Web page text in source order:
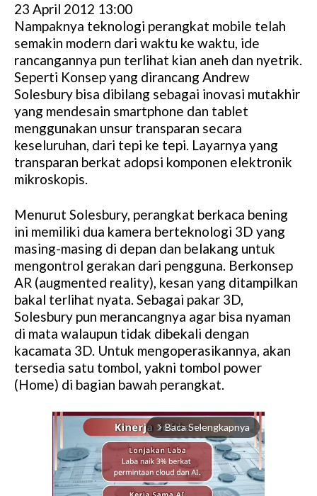
23 April 2012 13:00
Nampaknya teknologi perangkat mobile telah
semakin modern dari waktu ke waktu, ide
rancangannya pun terlihat kian aneh dan nyetrik.
Seperti Konsep yang dirancang Andrew
Solesbury bisa dibilang sebagai inovasi mutakhir
yang mendesain smartphone dan tablet
menggunakan unsur transparan secara
keseluruhan, dari tepi ke tepi. Layarnya yang
transparan berkat adopsi komponen elektronik
mikroskopis.
Menurut Solesbury, perangkat berkaca bening
ini memiliki dua kamera berteknologi 3D yang
masing-masing di depan dan belakang untuk
mengontrol gerakan dari pengguna. Berkonsep
AR (augmented reality), kesan yang ditampilkan
bakal terlihat nyata. Sebagai pakar 3D,
Solesbury pun merancangnya agar bisa nyaman
di mata walaupun tidak dibekali dengan
kacamata 3D. Untuk mengoperasikannya, akan
tersedia satu tombol, yakni tombol power
(Home) di bagian bawah perangkat.
arrow_forward_ios Baca Selengkapnya